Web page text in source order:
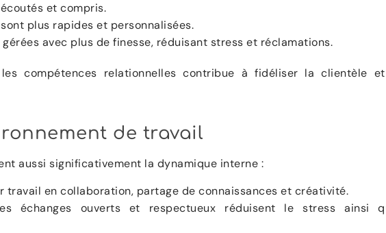
et compris.
plus rapides et personnalisées.
avec plus de finesse, réduisant stress et réclamations.
compétences relationnelles contribue à fidéliser la clientèle
de travail
aussi significativement la dynamique interne :
travail en collaboration, partage de connaissances et créativité.
échanges ouverts et respectueux réduisent le stress ainsi